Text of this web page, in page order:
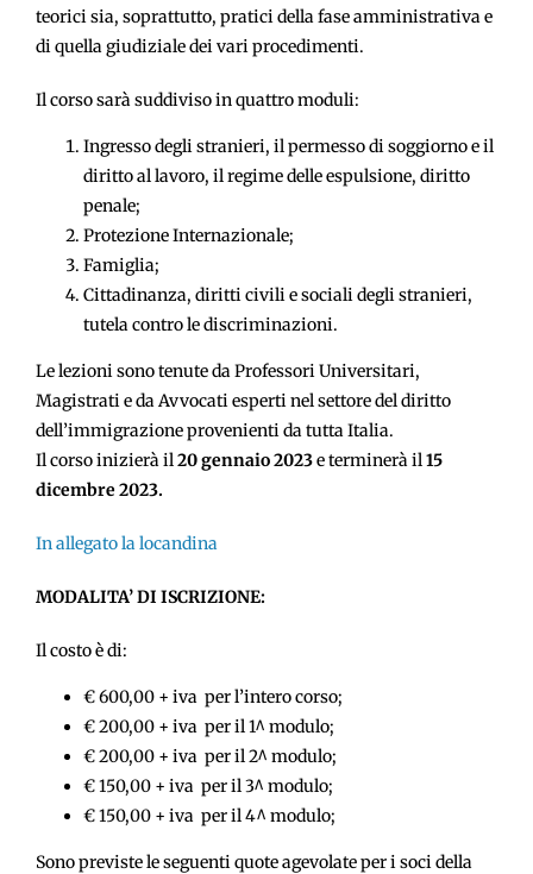
teorici sia, soprattutto, pratici della fase amministrativa e
di quella giudiziale dei vari procedimenti.
Il corso sarà suddiviso in quattro moduli:
Ingresso degli stranieri, il permesso di soggiorno e il
diritto al lavoro, il regime delle espulsione, diritto
penale;
Protezione Internazionale;
Famiglia;
Cittadinanza, diritti civili e sociali degli stranieri,
tutela contro le discriminazioni.
Le lezioni sono tenute da Professori Universitari,
Magistrati e da Avvocati esperti nel settore del diritto
dell’immigrazione provenienti da tutta Italia.
Il corso inizierà il20 gennaio 2023e terminerà il15
dicembre 2023.
In allegato la locandina
MODALITA’ DI ISCRIZIONE:
Il costo è di:
€ 600,00 + iva per l’intero corso;
€ 200,00 + iva per il 1^ modulo;
€ 200,00 + iva per il 2^ modulo;
€ 150,00 + iva per il 3^ modulo;
€ 150,00 + iva per il 4^ modulo;
Sono previste le seguenti quote agevolate per i soci della